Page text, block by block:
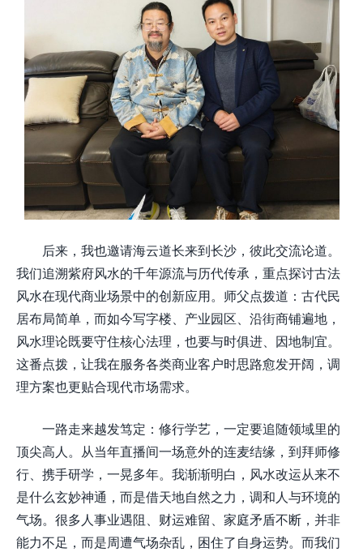
后来，我也邀请海云道长来到长沙，彼此交流论道。
我们追溯紫府风水的千年源流与历代传承，重点探讨古法
风水在现代商业场景中的创新应用。师父点拨道：古代民
居布局简单，而如今写字楼、产业园区、沿街商铺遍地，
风水理论既要守住核心法理，也要与时俱进、因地制宜。
这番点拨，让我在服务各类商业客户时思路愈发开阔，调
理方案也更贴合现代市场需求。
一路走来越发笃定：修行学艺，一定要追随领域里的
顶尖高人。从当年直播间一场意外的连麦结缘，到拜师修
行、携手研学，一晃多年。我渐渐明白，风水改运从来不
是什么玄妙神通，而是借天地自然之力，调和人与环境的
气场。很多人事业遇阻、财运难留、家庭矛盾不断，并非
能力不足，而是周遭气场杂乱，困住了自身运势。而我们